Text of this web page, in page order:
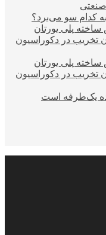
به کدام سو می‌برد؟
ساخته پلی یورتان
تخریب در دکوراسیون
ساخته پلی یورتان
تخریب در دکوراسیون